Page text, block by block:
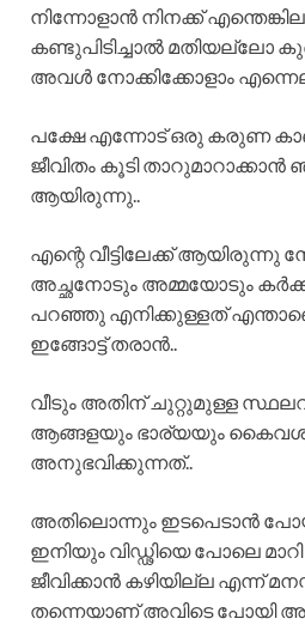
നിന്നോളാൻ നിനക്ക്
കണ്ടുപിടിച്ചാൽ മതിയല്ലോ
അവൾ നോക്കിക്കോളാം
പക്ഷേ എന്നോട് ഒരു കരുണ
ജീവിതം കൂടി
ആയിരുന്നു..
എന്റെ വീട്ടിലേക്ക് ആയിരുന്നു
അച്ഛനോടും അമ്മയോടും
പറഞ്ഞു എനിക്കുള്ളത്
ഇങ്ങോട്ട് തരാൻ..
വീടും അതിന് ചുറ്റുമുള്ള
ആങ്ങളയും ഭാര്യയും
അനുഭവിക്കുന്നത്..
അതിലൊന്നും ഇടപെടാൻ
ഇനിയും വിഡ്ഢിയെ പോലെ
ജീവിക്കാൻ കഴിയില്ല എന്ന്
തന്നെയാണ് അവിടെ പോയി